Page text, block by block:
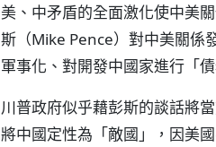
美、中矛盾的全面激化使中美
斯（Mike Pence）對中美關係
軍事化、對開發中國家進行「
川普政府似乎藉彭斯的談話將
將中國定性為「敵國」，因美